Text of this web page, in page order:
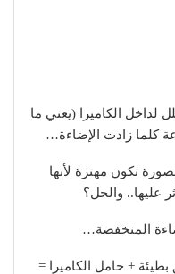
لداخل الكاميرا (يعني ما
كلما زادت الإضاءة…
تكون مهتزة لأنها
عليها.. والحل؟
المنخفضة…
+ حامل الكاميرا =